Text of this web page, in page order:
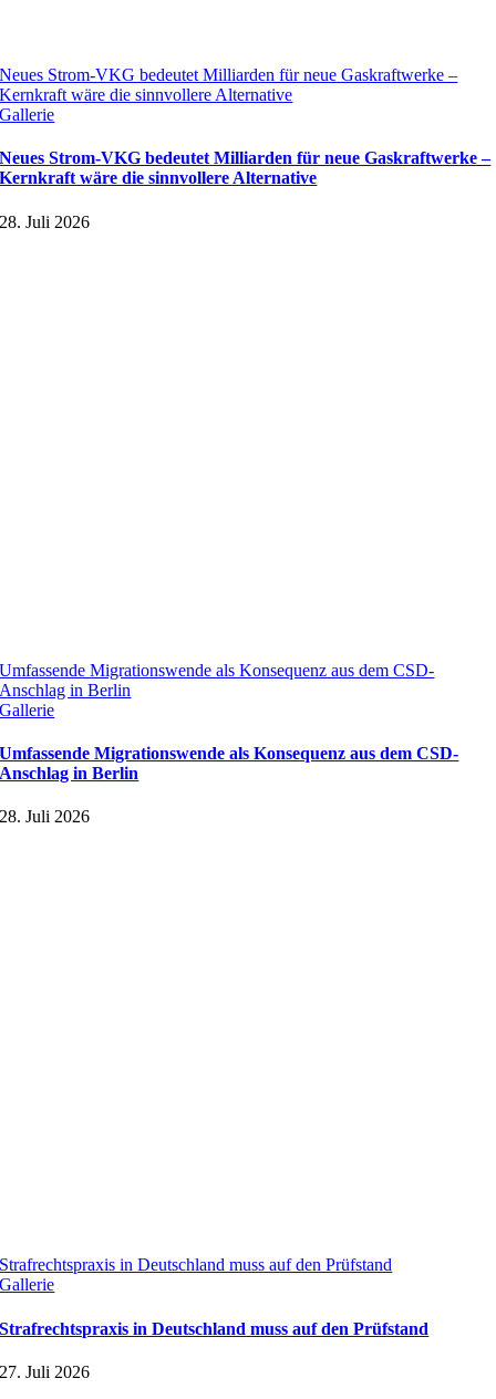
Neues Strom-VKG bedeutet Milliarden für neue Gaskraftwerke –
Kernkraft wäre die sinnvollere Alternative
Gallerie
Neues Strom-VKG bedeutet Milliarden für neue Gaskraftwerke –
Kernkraft wäre die sinnvollere Alternative
28. Juli 2026
Umfassende Migrationswende als Konsequenz aus dem CSD-
Anschlag in Berlin
Gallerie
Umfassende Migrationswende als Konsequenz aus dem CSD-
Anschlag in Berlin
28. Juli 2026
Strafrechtspraxis in Deutschland muss auf den Prüfstand
Gallerie
Strafrechtspraxis in Deutschland muss auf den Prüfstand
27. Juli 2026